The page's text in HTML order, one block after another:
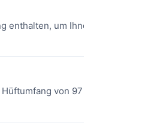
um Ihnen
von 97 cm